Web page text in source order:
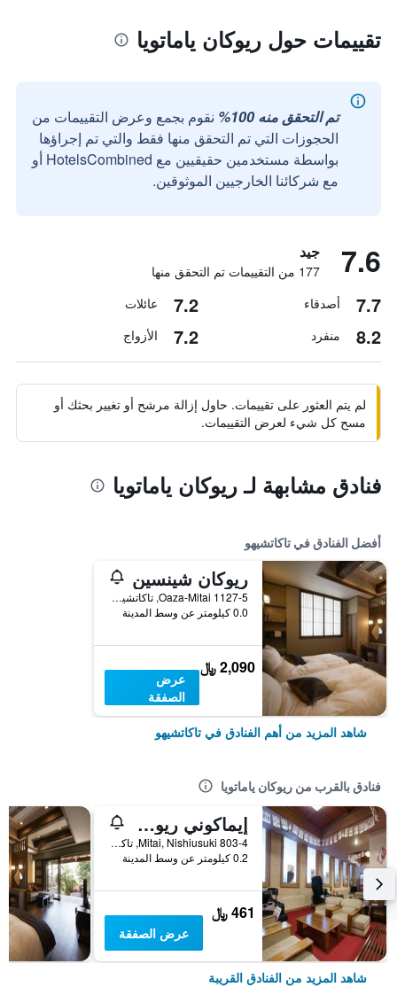
تقييمات حول ريوكان ياماتويا
تم التحقق منه 100%
نقوم بجمع وعرض التقييمات من
الحجوزات التي تم التحقق منها فقط والتي تم إجراؤها
بواسطة مستخدمين حقيقيين مع HotelsCombined أو
مع شركائنا الخارجيين الموثوقين.
7.6 جيد
177 من التقييمات تم التحقق منها
7.7 أصدقاء 7.2 عائلات
8.2 منفرد 7.2 الأزواج
لم يتم العثور على تقييمات. حاول إزالة مرشح أو تغيير بحثك أو
مسح كل شيء لعرض التقييمات.
فنادق مشابهة لـ ريوكان ياماتويا
أفضل الفنادق في تاكاتشيهو
ريوكان شينسين
1127-5 Oaza-Mitai, تاكاتشيهو, اليابان
0.0 كيلومتر عن وسط المدينة
2,090 ﷼
عرض
الصفقة
شاهد المزيد من أهم الفنادق في تاكاتشيهو
فنادق بالقرب من ريوكان ياماتويا
إيماكوني ريوكان
803-4 Mitai, Nishiusuki, تاكاتشيهو, اليابان
0.2 كيلومتر عن وسط المدينة
461 ﷼
عرض الصفقة
شاهد المزيد من الفنادق القريبة